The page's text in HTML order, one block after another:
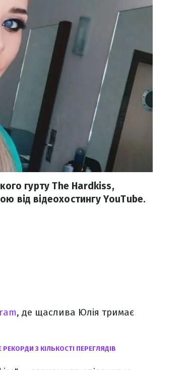
гурту The Hardkiss,
від відеохостингу YouTube.
, де щаслива Юлія тримає
З КІЛЬКОСТІ ПЕРЕГЛЯДІВ